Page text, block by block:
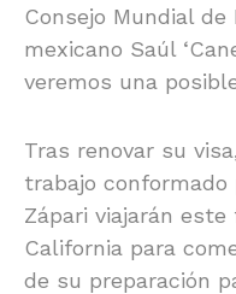
Consejo Mundial de
mexicano Saúl
veremos una
Tras renovar su
trabajo
Zápari viajarán
California para
de su preparación